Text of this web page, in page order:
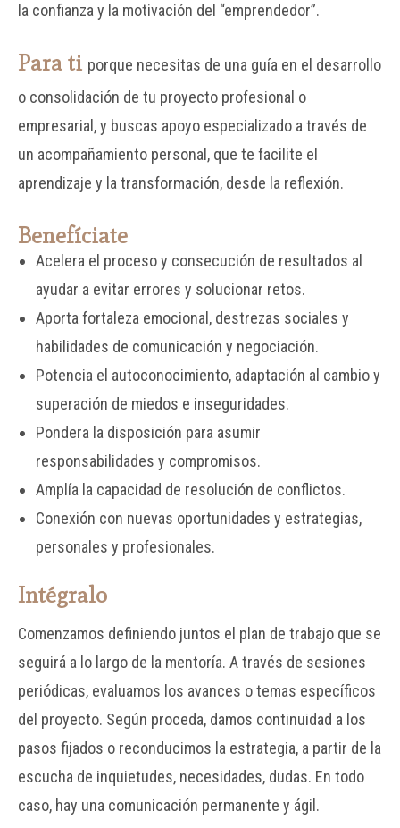
la confianza y la motivación del “emprendedor”.
Para ti porque necesitas de una guía en el desarrollo
o consolidación de tu proyecto profesional o
empresarial, y buscas apoyo especializado a través de
un acompañamiento personal, que te facilite el
aprendizaje y la transformación, desde la reflexión.
Benefíciate
Acelera el proceso y consecución de resultados al
ayudar a evitar errores y solucionar retos.
Aporta fortaleza emocional, destrezas sociales y
habilidades de comunicación y negociación.
Potencia el autoconocimiento, adaptación al cambio y
superación de miedos e inseguridades.
Pondera la disposición para asumir
responsabilidades y compromisos.
Amplía la capacidad de resolución de conflictos.
Conexión con nuevas oportunidades y estrategias,
personales y profesionales.
Intégralo
Comenzamos definiendo juntos el plan de trabajo que se
seguirá a lo largo de la mentoría. A través de sesiones
periódicas, evaluamos los avances o temas específicos
del proyecto. Según proceda, damos continuidad a los
pasos fijados o reconducimos la estrategia, a partir de la
escucha de inquietudes, necesidades, dudas. En todo
caso, hay una comunicación permanente y ágil.